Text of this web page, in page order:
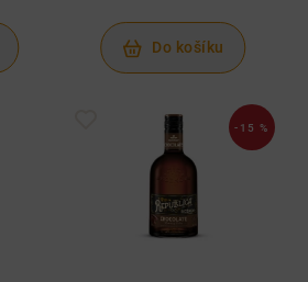
Do košíku
-15 %